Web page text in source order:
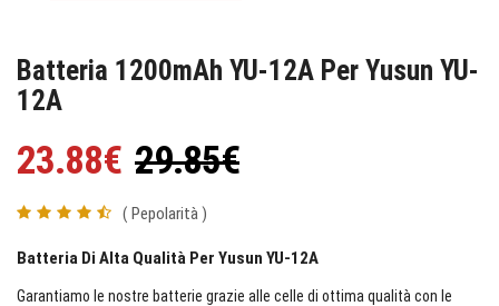
Batteria 1200mAh YU-12A Per Yusun YU-
12A
23.88€ 29.85€
( Pepolarità )
Batteria Di Alta Qualità Per Yusun YU-12A
Garantiamo le nostre batterie grazie alle celle di ottima qualità con le